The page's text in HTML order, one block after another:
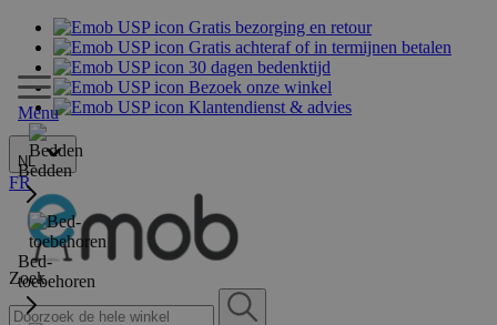
Gratis bezorging en retour
Gratis achteraf of in termijnen betalen
30 dagen bedenktijd
Bezoek onze winkel
Klantendienst & advies
NL
FR
Zoek
Menu
Bedden
Bed-
toebehoren